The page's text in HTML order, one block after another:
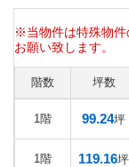
※当物件は特殊物件
お願い致します。
階数 坪数
1階 99.24坪
1階 119.16坪